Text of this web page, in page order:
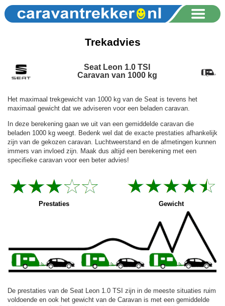
Trekadvies
Seat Leon 1.0 TSI
Caravan van 1000 kg
Het maximaal trekgewicht van 1000 kg van de Seat is tevens het
maximaal gewicht dat we adviseren voor een beladen caravan.
In deze berekening gaan we uit van een gemiddelde caravan die
beladen 1000 kg weegt. Bedenk wel dat de exacte prestaties afhankelijk
zijn van de gekozen caravan. Luchtweerstand en de afmetingen kunnen
immers van invloed zijn. Maak dus altijd een berekening met een
specifieke caravan voor een beter advies!
Prestaties Gewicht
De prestaties van de Seat Leon 1.0 TSI zijn in de meeste situaties ruim
voldoende en ook het gewicht van de Caravan is met een gemiddelde